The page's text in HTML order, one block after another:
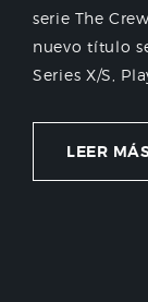
serie The
nuevo título
Series X/S,
LEER